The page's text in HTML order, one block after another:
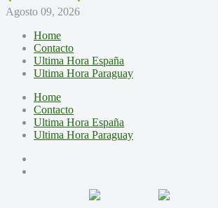
Agosto 09, 2026
Home
Contacto
Ultima Hora España
Ultima Hora Paraguay
Home
Contacto
Ultima Hora España
Ultima Hora Paraguay